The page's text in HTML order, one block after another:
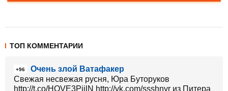
ТОП КОММЕНТАРИИ
+96
Очень злой Ватафакер
Свежая несвежая русня, Юра Буторуков
http://t.co/HOVE3PjilN http://vk.com/ssshnyr из Питера